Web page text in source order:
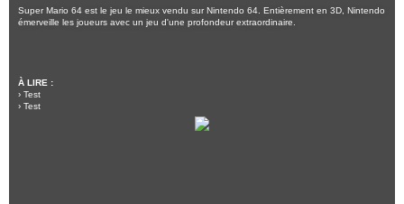
Super Mario 64 est le jeu le mieux vendu sur Nintendo 64. Entièrement en 3D, Nintendo
émerveille les joueurs avec un jeu d'une profondeur extraordinaire.
À LIRE :
› Test
› Test